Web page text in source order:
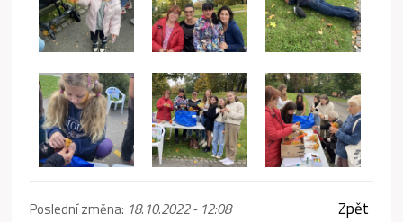
Poslední změna: 18.10.2022 - 12:08 Zpět